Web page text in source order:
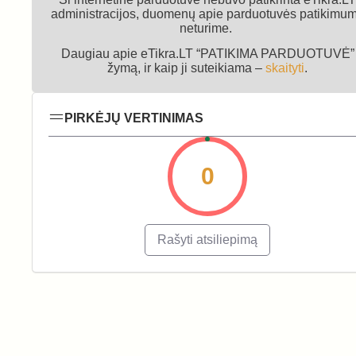
administracijos, duomenų apie parduotuvės
neturime.
Daugiau apie eTikra.LT “PATIKIMA PARDUOTUVĖ”
žymą, ir kaip ji suteikiama – skaityti.
PIRKĖJŲ VERTINIMAS
0
Rašyti atsiliepimą